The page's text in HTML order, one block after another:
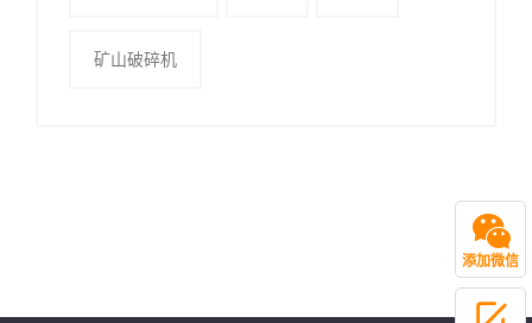
矿山破碎机
添加微信